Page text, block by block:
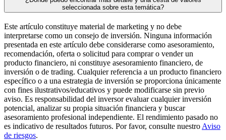
seleccionada sobre esta temática?
Este artículo constituye material de marketing y no debe
interpretarse como un consejo de inversión. Ninguna información
presentada en este artículo debe considerarse como asesoramiento,
recomendación, oferta o solicitud para comprar o vender un
producto financiero, ni constituye asesoramiento financiero, de
inversión o de trading. Cualquier referencia a un producto financiero
específico o a una estrategia de inversión se proporciona únicamente
con fines ilustrativos/educativos y puede modificarse sin previo
aviso. Es responsabilidad del inversor evaluar cualquier inversión
potencial, analizar su propia situación financiera y buscar
asesoramiento profesional independiente. El rendimiento pasado no
es indicativo de resultados futuros. Por favor, consulte nuestro Aviso
de riesgos.